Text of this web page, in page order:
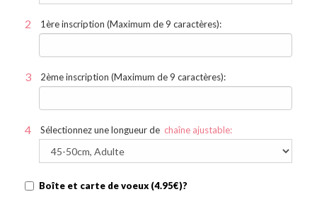
1ère inscription (Maximum de 9 caractères):
2ème inscription (Maximum de 9 caractères):
Sélectionnez une longueur de chaîne ajustable:
Boîte et carte de voeux (4.95€)?